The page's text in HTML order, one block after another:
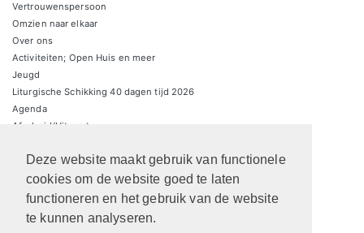
Deze website maakt gebruik van functionele
cookies om de website goed te laten
functioneren en het gebruik van de website
te kunnen analyseren.
Vertrouwenspersoon
Omzien naar elkaar
Over ons
Activiteiten; Open Huis en meer
Jeugd
Liturgische Schikking 40 dagen tijd 2026
Agenda
Afscheid/Uitvaart
Zaalverhuur/parkeren
ARCHIEF Liturgische schikkingen